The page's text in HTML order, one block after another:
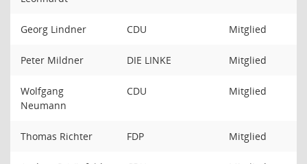
Georg Lindner CDU Mitglied
Peter Mildner DIE LINKE Mitglied
Wolfgang
Neumann
CDU Mitglied
Thomas Richter FDP Mitglied